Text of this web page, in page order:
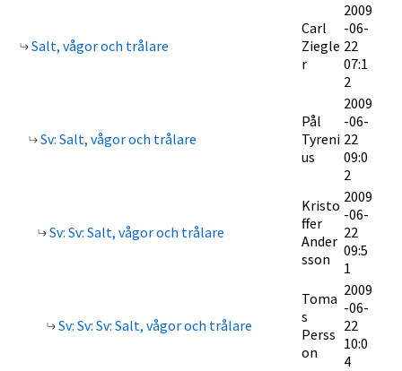
Salt, vågor och trålare
Carl
Ziegle
r
2009
-06-
22
07:1
2
Sv: Salt, vågor och trålare
Pål
Tyreni
us
2009
-06-
22
09:0
2
Sv: Sv: Salt, vågor och trålare
Kristo
ffer
Ander
sson
2009
-06-
22
09:5
1
Sv: Sv: Sv: Salt, vågor och trålare
Toma
s
Perss
on
2009
-06-
22
10:0
4